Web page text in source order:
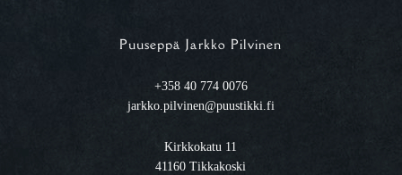
Puuseppä Jarkko Pilvinen
+358 40 774 0076
jarkko.pilvinen@puustikki.fi
Kirkkokatu 11
41160 Tikkakoski